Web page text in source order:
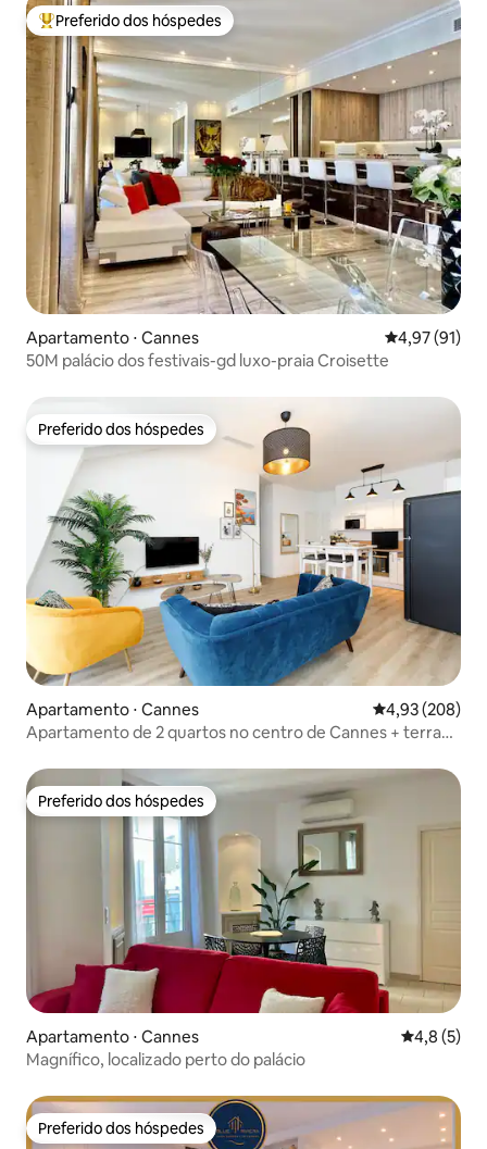
Entre os melhores preferidos dos hóspedes
Preferido dos hóspedes
Apartamento ⋅ Cannes 4,97 de uma
4,97 (91)
50M palácio dos festivais-gd luxo-praia Croisette
Preferido dos hóspedes
Preferido dos hóspedes
Apartamento ⋅ Cannes 4,93 de uma
4,93 (208)
Apartamento de 2 quartos no centro de Cannes + terraço
Preferido dos hóspedes
Preferido dos hóspedes
Apartamento ⋅ Cannes 4,8 de
4,8 (5)
Magnífico, localizado perto do palácio
Preferido dos hóspedes
Preferido dos hóspedes